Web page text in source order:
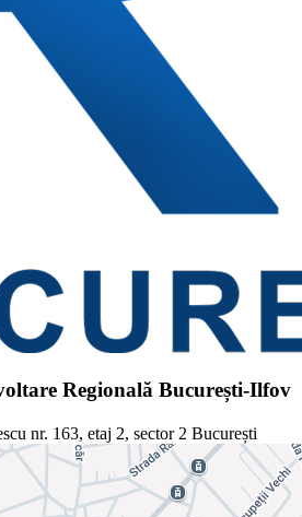
Regională București-Ilfov
nr. 163, etaj 2, sector 2 București